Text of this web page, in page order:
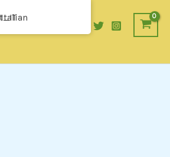
Italian